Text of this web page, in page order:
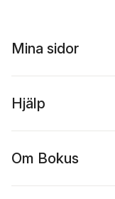
Mina sidor
Hjälp
Om Bokus